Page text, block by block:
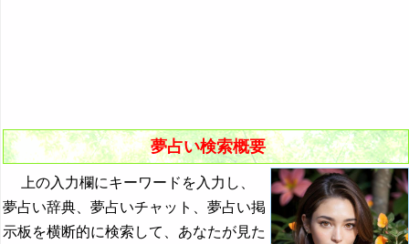
夢占い検索概要
上の入力欄にキーワードを入力し、
夢占い辞典、夢占いチャット、夢占い掲
示板を横断的に検索して、あなたが見た